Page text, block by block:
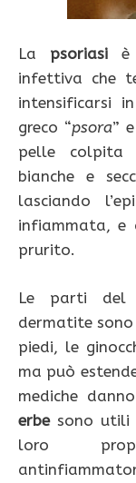
La psoriasiè
infettiva che
intensificarsi
greco “psora”
pelle colpita
bianche e
lasciando
infiammata, e
prurito.
Le parti del
dermatite
piedi, le
ma può
mediche
erbe sono utili
loro